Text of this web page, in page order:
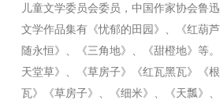
儿童文学委员会委员，中国作家协会鲁
文学作品集有《忧郁的田园》、《红葫
随永恒》、《三角地》、《甜橙地》等
天堂草》、《草房子》《红瓦黑瓦》《
瓦》《草房子》、《细米》、《天瓢》